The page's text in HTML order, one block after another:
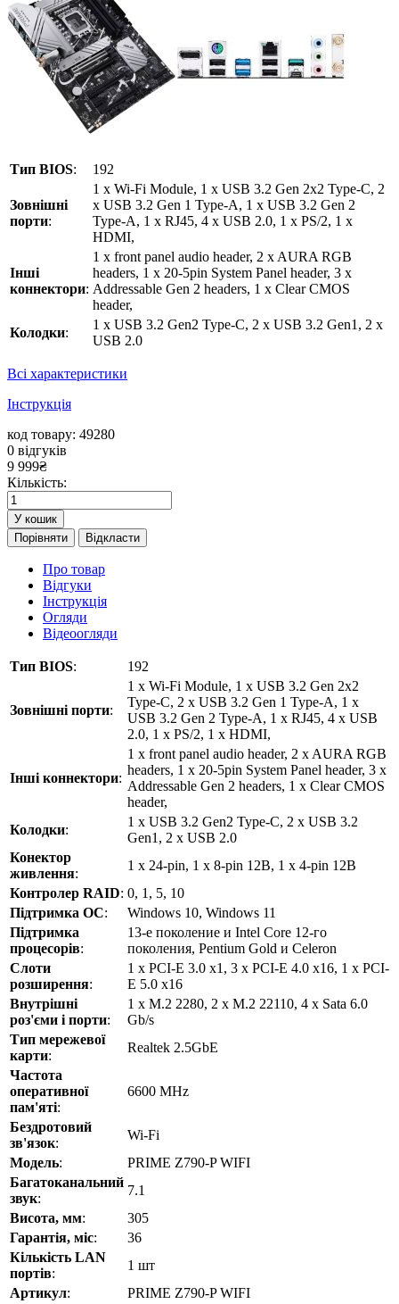
Тип BIOS: 192
Зовнішні
порти:
1 x Wi-Fi Module, 1 x USB 3.2 Gen 2x2 Type-C, 2
x USB 3.2 Gen 1 Type-A, 1 x USB 3.2 Gen 2
Type-A, 1 x RJ45, 4 x USB 2.0, 1 x PS/2, 1 x
HDMI,
Інші
коннектори:
1 x front panel audio header, 2 x AURA RGB
headers, 1 x 20-5pin System Panel header, 3 x
Addressable Gen 2 headers, 1 x Clear CMOS
header,
Колодки:
1 x USB 3.2 Gen2 Type-C, 2 x USB 3.2 Gen1, 2 x
USB 2.0
Всі характеристики
Інструкція
код товару: 49280
0 відгуків
9 999₴
Кількість:
У кошик
Порівняти
Відкласти
Про товар
Відгуки
Інструкція
Огляди
Відеоогляди
Тип BIOS: 192
Зовнішні порти:
1 x Wi-Fi Module, 1 x USB 3.2 Gen 2x2
Type-C, 2 x USB 3.2 Gen 1 Type-A, 1 x
USB 3.2 Gen 2 Type-A, 1 x RJ45, 4 x USB
2.0, 1 x PS/2, 1 x HDMI,
Інші коннектори:
1 x front panel audio header, 2 x AURA RGB
headers, 1 x 20-5pin System Panel header, 3 x
Addressable Gen 2 headers, 1 x Clear CMOS
header,
Колодки:
1 x USB 3.2 Gen2 Type-C, 2 x USB 3.2
Gen1, 2 x USB 2.0
Конектор
живлення:
1 x 24-pin, 1 x 8-pin 12В, 1 x 4-pin 12В
Контролер RAID: 0, 1, 5, 10
Підтримка ОС:
Windows 10, Windows 11
Підтримка
процесорів:
13-е поколение и Intel Core 12-го
поколения, Pentium Gold и Celeron
Слоти
розширення:
1 x PCI-E 3.0 x1, 3 x PCI-E 4.0 x16, 1 x PCI-
E 5.0 x16
Внутрішні
роз'єми і порти:
1 x M.2 2280, 2 x M.2 22110, 4 x Sata 6.0
Gb/s
Тип мережевої
карти:
Realtek 2.5GbE
Частота
оперативної
пам'яті:
6600 MHz
Бездротовий
зв'язок:
Wi-Fi
Модель:
PRIME Z790-P WIFI
Багатоканальний
звук:
7.1
Висота, мм:
305
Гарантія, міс:
36
Кількість LAN
портів:
1 шт
Артикул:
PRIME Z790-P WIFI